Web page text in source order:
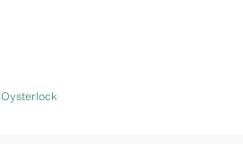
Oysterlock